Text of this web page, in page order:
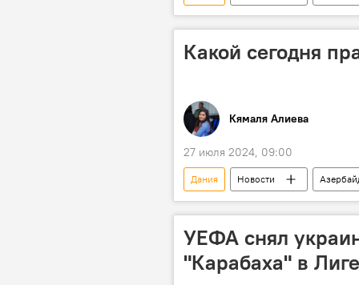
Музыка
Рэп
Какой сегодня
Кямаля Алиева
27 июля 2024, 09:00
Дания Новости
Ирландия
США
Общенациональный лидер
отец Муслима Магомаева Магомет
УЕФА снял
"Карабаха" в